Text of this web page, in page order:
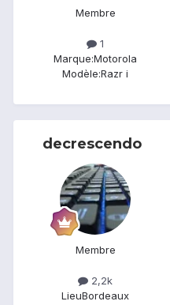
Membre
1
Marque:Motorola
Modèle:Razr i
decrescendo
Membre
2,2k
LieuBordeaux